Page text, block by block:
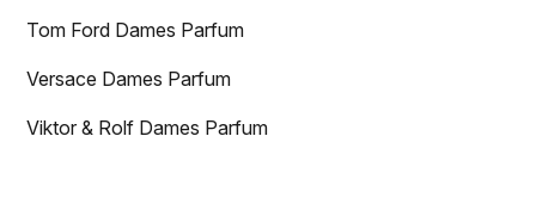
Tom Ford Dames Parfum
Versace Dames Parfum
Viktor & Rolf Dames Parfum